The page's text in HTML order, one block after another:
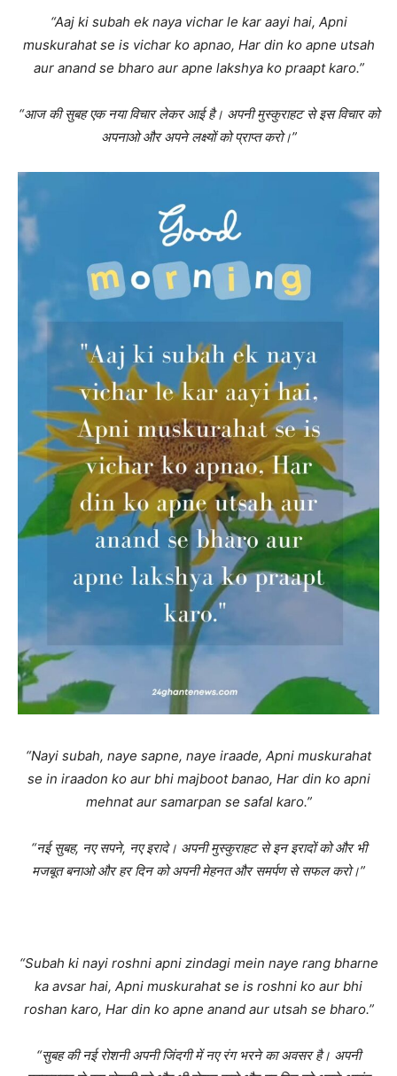
“Aaj ki subah ek naya vichar le kar aayi hai, Apni
muskurahat se is vichar ko apnao, Har din ko apne utsah
aur anand se bharo aur apne lakshya ko praapt karo.”
“आज की सुबह एक नया विचार लेकर आई है। अपनी मुस्कुराहट से इस विचार को
अपनाओ और अपने लक्ष्यों को प्राप्त करो।”
“Nayi subah, naye sapne, naye iraade, Apni muskurahat
se in iraadon ko aur bhi majboot banao, Har din ko apni
mehnat aur samarpan se safal karo.”
“नई सुबह, नए सपने, नए इरादे। अपनी मुस्कुराहट से इन इरादों को और भी
मजबूत बनाओ और हर दिन को अपनी मेहनत और समर्पण से सफल करो।”
“Subah ki nayi roshni apni zindagi mein naye rang bharne
ka avsar hai, Apni muskurahat se is roshni ko aur bhi
roshan karo, Har din ko apne anand aur utsah se bharo.”
“सुबह की नई रोशनी अपनी जिंदगी में नए रंग भरने का अवसर है। अपनी